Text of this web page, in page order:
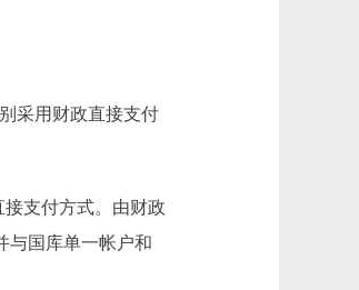
采用财政直接支付
支付方式。由财政
与国库单一帐户和